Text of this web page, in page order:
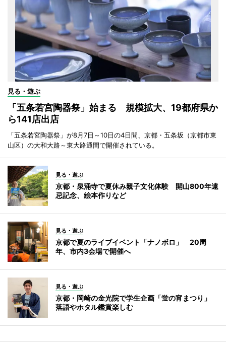
見る・遊ぶ
「五条若宮陶器祭」始まる 規模拡大、19都府県か
ら141店出店
「五条若宮陶器祭」が8月7日～10日の4日間、京都・五条坂（京都市東
山区）の大和大路～東大路通間で開催されている。
見る・遊ぶ
京都・泉涌寺で夏休み親子文化体験 開山800年遠
忌記念、絵本作りなど
見る・遊ぶ
京都で夏のライブイベント「ナノボロ」 20周
年、市内3会場で開催へ
見る・遊ぶ
京都・岡崎の金光院で学生企画「蛍の宵まつり」
落語やホタル鑑賞楽しむ